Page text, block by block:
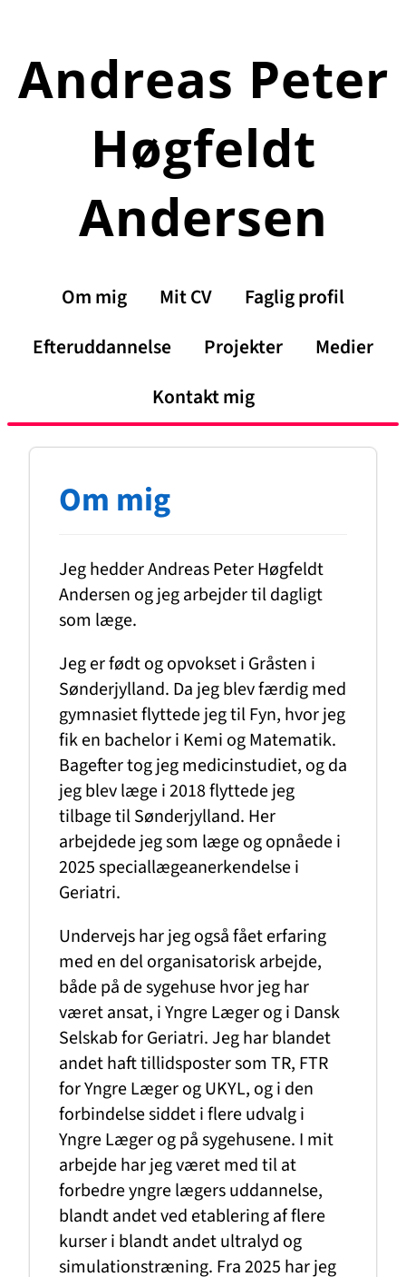
indhold
Andreas Peter
Høgfeldt
Andersen
Om mig Mit CV
Faglig profil
Efteruddannelse
Projekter
Medier
Kontakt mig
Om mig
Jeg hedder Andreas Peter Høgfeldt
Andersen og jeg arbejder til dagligt
som læge.
Jeg er født og opvokset i Gråsten i
Sønderjylland. Da jeg blev færdig med
gymnasiet flyttede jeg til Fyn, hvor jeg
fik en bachelor i Kemi og Matematik.
Bagefter tog jeg medicinstudiet, og da
jeg blev læge i 2018 flyttede jeg
tilbage til Sønderjylland. Her
arbejdede jeg som læge og opnåede i
2025 speciallægeanerkendelse i
Geriatri.
Undervejs har jeg også fået erfaring
med en del organisatorisk arbejde,
både på de sygehuse hvor jeg har
været ansat, i Yngre Læger og i Dansk
Selskab for Geriatri. Jeg har blandet
andet haft tillidsposter som TR, FTR
for Yngre Læger og UKYL, og i den
forbindelse siddet i flere udvalg i
Yngre Læger og på sygehusene. I mit
arbejde har jeg været med til at
forbedre yngre lægers uddannelse,
blandt andet ved etablering af flere
kurser i blandt andet ultralyd og
simulationstræning. Fra 2025 har jeg